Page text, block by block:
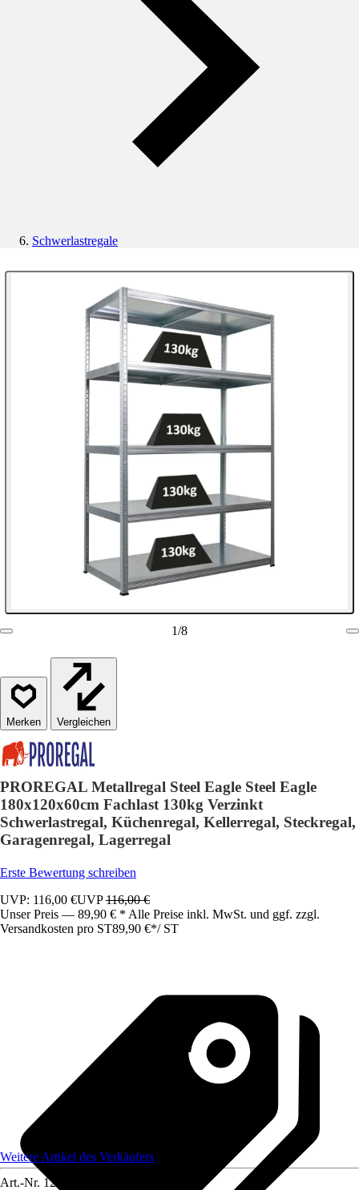
Schwerlastregale
1/8
Vergleichen
PROREGAL Metallregal Steel Eagle Steel Eagle
180x120x60cm Fachlast 130kg Verzinkt
Schwerlastregal, Küchenregal, Kellerregal, Steckregal,
Garagenregal, Lagerregal
Erste Bewertung schreiben
UVP: 116,00 €UVP116,00 €
Unser Preis — 89,90 € * Alle Preise inkl. MwSt. und ggf. zzgl.
Versandkosten pro ST89,90 €*/ ST
Weitere Artikel des Verkäufers
Art.-Nr. 12591792